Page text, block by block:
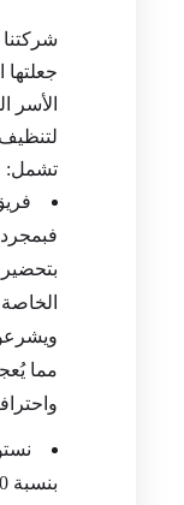
شركتنا
جعلتها
الأسر
لتنظيف
تشمل:
مما